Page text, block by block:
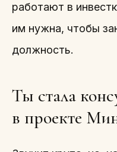
работают в
им нужна, чтобы
должность.
Ты стала
в проекте